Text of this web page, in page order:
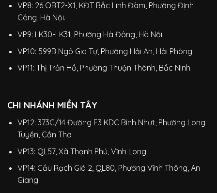
VP8: 26 OBT2-X1, KĐT Bắc Linh Đàm, Phường Định
Công, Hà Nội.
VP9: LK30-LK31, Phường Hà Đông, Hà Nội
VP10: 599B Ngô Gia Tự, Phường Hải An, Hải Phòng.
VP11: Thị Trần Hồ, Phường Thuận Thành, Bắc Ninh.
CHI NHÁNH MIỀN TÂY
VP12: 373C/14 Đường F3 KDC Bình Nhựt, Phường Long
Tuyền, Cần Thơ
VP13: QL57, Xã Thạnh Phú, Vĩnh Long.
VP14: Cầu Rạch Giá 2, QL80, Phường Vĩnh Thông, An
Giang.